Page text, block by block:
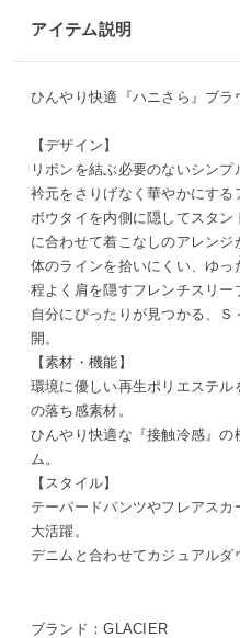
アイテム説明
ひんやり快適『ハニさら』ブラ
【デザイン】
リボンを結ぶ必要のないシンプ
衿元をさりげなく華やかにする
ボウタイを内側に隠してスタ
に合わせて着こなしのアレンジ
体のラインを拾いにくい、ゆっ
程よく肩を隠すフレンチスリー
自分にぴったりが見つかる、
開。
【素材・機能】
環境に優しい再生ポリエステ
の落ち感素材。
ひんやり快適な『接触冷感』
ム。
【スタイル】
テーパードパンツやフレアス
大活躍。
デニムと合わせてカジュアル
ブランド：GLACIER